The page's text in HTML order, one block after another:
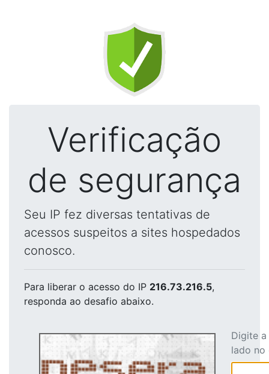
Verificação
de segurança
Seu IP fez diversas tentativas de
acessos suspeitos a sites hospedados
conosco.
Para liberar o acesso do IP 216.73.216.5,
responda ao desafio abaixo.
Digite
lado no